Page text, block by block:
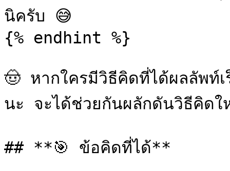
นิครับ 😅
{% endhint %}
🤠 หากใครมีวิธีคิดที่ได้ผลลัพท์เ
นะ จะได้ช่วยกันผลักดันวิธีคิดใ
## **🎯 ข้อคิดที่ได้**